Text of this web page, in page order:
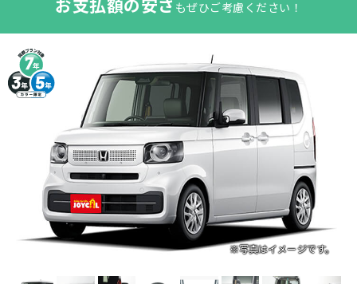
お支払額の安さ もぜひご考慮ください！